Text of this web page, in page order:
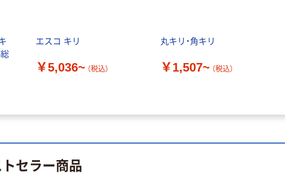
エスコ キリ
￥5,036~ （税込）
丸キリ・角キリ
￥1,507~ （税込）
セラー商品